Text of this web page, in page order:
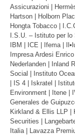
Assicurazioni |
Hartson | Holborn
Hongta Tobacco |
I.S.U. – Istituto per
IBM | ICE | Ifema |
Impresa Ardesi
Nederlanden | Inland
Social | Instituto
| IS 4 | Iskratel |
Environment | Itene |
Generales de
Kirkland & Ellis LLP |
Securities |
Italia | Lavazza